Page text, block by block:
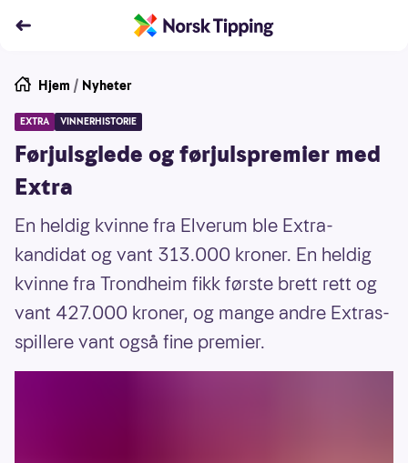
Hjem / Nyheter
EXTRA VINNERHISTORIE
Førjulsglede og førjulspremier med
Extra
En heldig kvinne fra Elverum ble Extra-
kandidat og vant 313.000 kroner. En heldig
kvinne fra Trondheim fikk første brett rett og
vant 427.000 kroner, og mange andre Extras-
spillere vant også fine premier.